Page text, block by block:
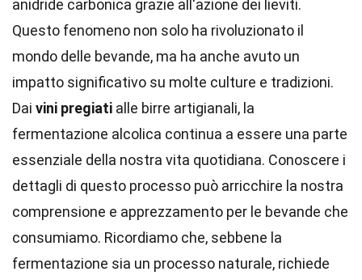
anidride carbonica grazie all'azione dei lieviti.
Questo fenomeno non solo ha rivoluzionato il
mondo delle bevande, ma ha anche avuto un
impatto significativo su molte culture e tradizioni.
Dai vini pregiati alle birre artigianali, la
fermentazione alcolica continua a essere una parte
essenziale della nostra vita quotidiana. Conoscere i
dettagli di questo processo può arricchire la nostra
comprensione e apprezzamento per le bevande che
consumiamo. Ricordiamo che, sebbene la
fermentazione sia un processo naturale, richiede